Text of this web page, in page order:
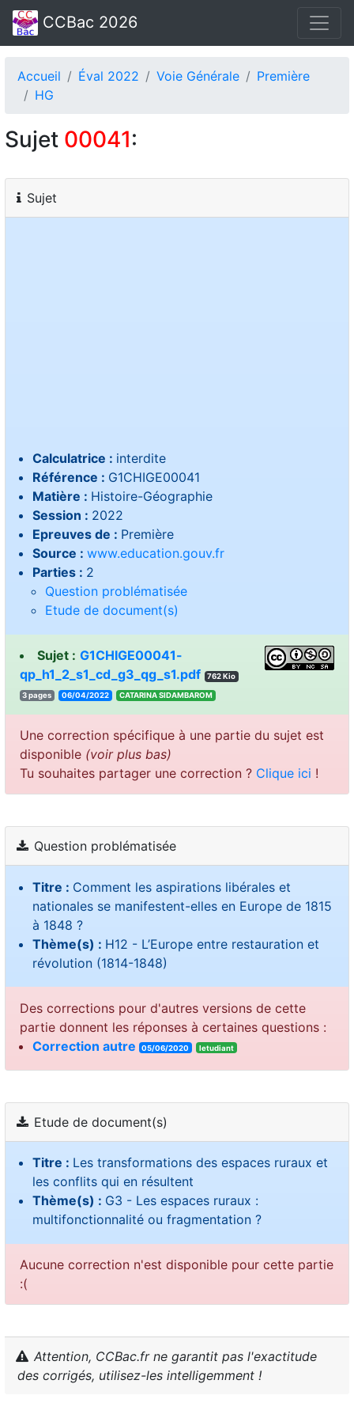
CCBac 2026
Accueil Éval 2022 Voie Générale
Première
HG
Sujet 00041:
Sujet
Calculatrice : interdite
Référence : G1CHIGE00041
Matière : Histoire-Géographie
Session : 2022
Epreuves de : Première
Source : www.education.gouv.fr
Parties : 2
Question problématisée
Etude de document(s)
Sujet : G1CHIGE00041-
qp_h1_2_s1_cd_g3_qg_s1.pdf
762 Kio
3 pages 06/04/2022 MORABMADIS ANIRATAC
Une correction spécifique à une partie du sujet est
disponible (voir plus bas)
Tu souhaites partager une correction ? Clique ici !
Question problématisée
Titre : Comment les aspirations libérales et
nationales se manifestent-elles en Europe de 1815
à 1848 ?
Thème(s) : H12 - L’Europe entre restauration et
révolution (1814-1848)
Des corrections pour d'autres versions de cette
partie donnent les réponses à certaines questions :
Correction autre
05/06/2020 letudiant
Etude de document(s)
Titre : Les transformations des espaces ruraux et
les conflits qui en résultent
Thème(s) : G3 - Les espaces ruraux :
multifonctionnalité ou fragmentation ?
Aucune correction n'est disponible pour cette partie
:(
Attention, CCBac.fr ne garantit pas l'exactitude
des corrigés, utilisez-les intelligemment !